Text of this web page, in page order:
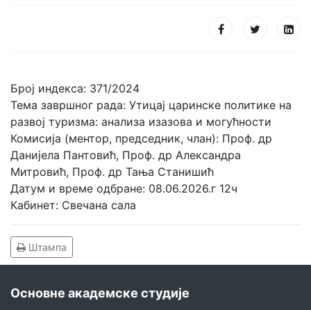
Број индекса: 371/2024
Тема завршног рада: Утицај царинске политике на
развој туризма: анализа изазова и могућности
Комисија (ментор, председник, члан): Проф. др
Данијела Пантовић, Проф. др Александра
Митровић, Проф. др Тања Станишић
Датум и време одбране: 08.06.2026.г 12ч
Кабинет: Свечана сала
Штампа
Основне академске студије